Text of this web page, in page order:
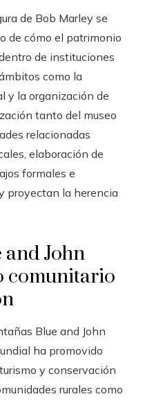
de Bob Marley se
de cómo el patrimonio
de instituciones
como la
y la organización de
tanto del museo
relacionadas
elaboración de
formales e
proyectan la herencia
John
comunitario
Blue and John
ha promovido
y conservación
rurales como